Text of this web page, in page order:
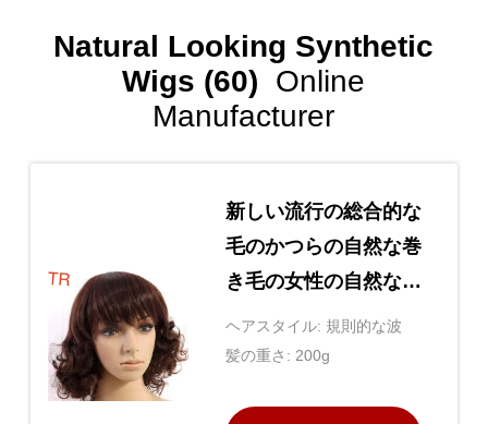
Natural Looking Synthetic
Wigs (60) Online
Manufacturer
新しい流行の総合的な
毛のかつらの自然な巻
き毛の女性の自然な見
る総合的なかつら
ヘアスタイル: 規則的な波
髪の重さ: 200g